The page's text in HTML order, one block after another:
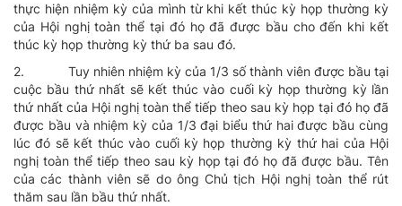
thực hiện nhiệm kỳ của mình từ khi kết thúc kỳ họp thường kỳ
của Hội nghị toàn thể tại đó họ đã được bầu cho đến khi kết
thúc kỳ họp thường kỳ thứ ba sau đó.
2. Tuy nhiên nhiệm kỳ của 1/3 số thành viên được bầu tại
cuộc bầu thứ nhất sẽ kết thúc vào cuối kỳ họp thường kỳ lần
thứ nhất của Hội nghị toàn thể tiếp theo sau kỳ họp tại đó họ đã
được bầu và nhiệm kỳ của 1/3 đại biểu thứ hai được bầu cùng
lúc đó sẽ kết thúc vào cuối kỳ họp thường kỳ thứ hai của Hội
nghị toàn thể tiếp theo sau kỳ họp tại đó họ đã được bầu. Tên
của các thành viên sẽ do ông Chủ tịch Hội nghị toàn thể rút
thăm sau lần bầu thứ nhất.